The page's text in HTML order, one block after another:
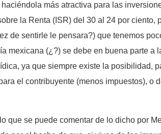
más atractiva para las
la Renta (ISR) del 30 al 24 por
de sentirle le pensara?) que tenemos
mexicana (¿?) se debe en buena parte a
ya que siempre existe la posibilidad,
el contribuyente (menos impuestos), o
que se puede comentar de lo dicho por